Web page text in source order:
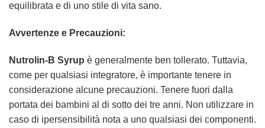
equilibrata e di uno stile di vita sano.
Avvertenze e Precauzioni:
Nutrolin-B Syrup è generalmente ben tollerato. Tuttavia,
come per qualsiasi integratore, è importante tenere in
considerazione alcune precauzioni. Tenere fuori dalla
portata dei bambini al di sotto dei tre anni. Non utilizzare in
caso di ipersensibilità nota a uno qualsiasi dei componenti.